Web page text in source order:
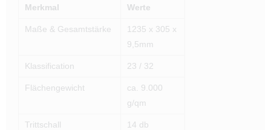
Merkmal Werte
Maße & Gesamtstärke
1235 x 305 x
9,5mm
Klassification 23 / 32
Flächengewicht
ca. 9.000
g/qm
Trittschall 14 db